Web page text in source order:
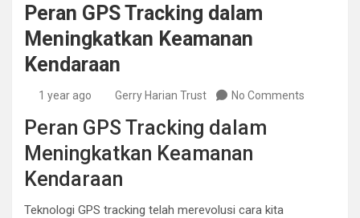
Peran GPS Tracking dalam
Meningkatkan Keamanan
Kendaraan
1 year ago Gerry Harian Trust No Comments
Peran GPS Tracking dalam
Meningkatkan Keamanan
Kendaraan
Teknologi GPS tracking telah merevolusi cara kita